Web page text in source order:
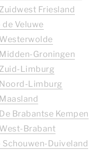
Friesland
Veluwe
Groningen
Limburg
Limburg
Brabantse Kempen
Brabant
Duiveland